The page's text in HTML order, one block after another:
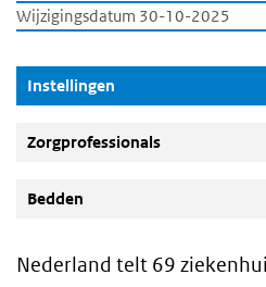
Wijzigingsdatum 30-10-2025
Instellingen
Zorgprofessionals
Bedden
Nederland telt 69